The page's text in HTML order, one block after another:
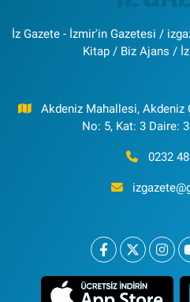
İz Gazete - İzmir'in Gazetesi /
Kitap / Biz Ajans / İz
Akdeniz Mahallesi, Akdeniz
No: 5, Kat: 3 Daire:
0232